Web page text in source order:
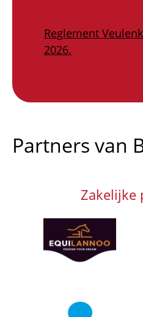
Reglement
2026.
Partners van
Zakelijke
Afbeelding
Afbeelding